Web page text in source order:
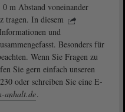
0 m Abstand voneinander
tragen. In diesem
und
Besonders für
Wenn Sie Fragen zu
Sie gern einfach unseren
oder schreiben Sie eine E-
anhalt.de.